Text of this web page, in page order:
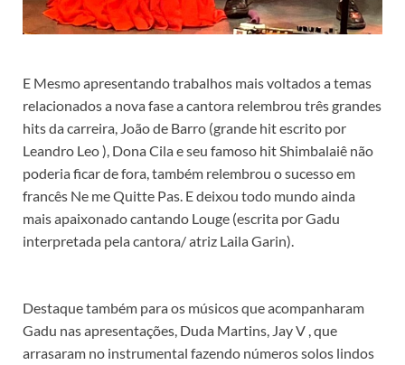
E Mesmo apresentando trabalhos mais voltados a temas
relacionados a nova fase a cantora relembrou três grandes
hits da carreira, João de Barro (grande hit escrito por
Leandro Leo ), Dona Cila e seu famoso hit Shimbalaiê não
poderia ficar de fora, também relembrou o sucesso em
francês Ne me Quitte Pas. E deixou todo mundo ainda
mais apaixonado cantando Louge (escrita por Gadu
interpretada pela cantora/ atriz Laila Garin).
Destaque também para os músicos que acompanharam
Gadu nas apresentações, Duda Martins, Jay V , que
arrasaram no instrumental fazendo números solos lindos